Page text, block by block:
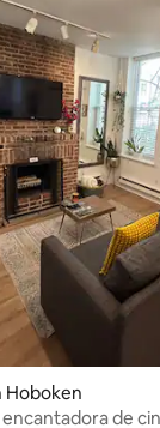
de 5, 90
Hoboken
encantadora de